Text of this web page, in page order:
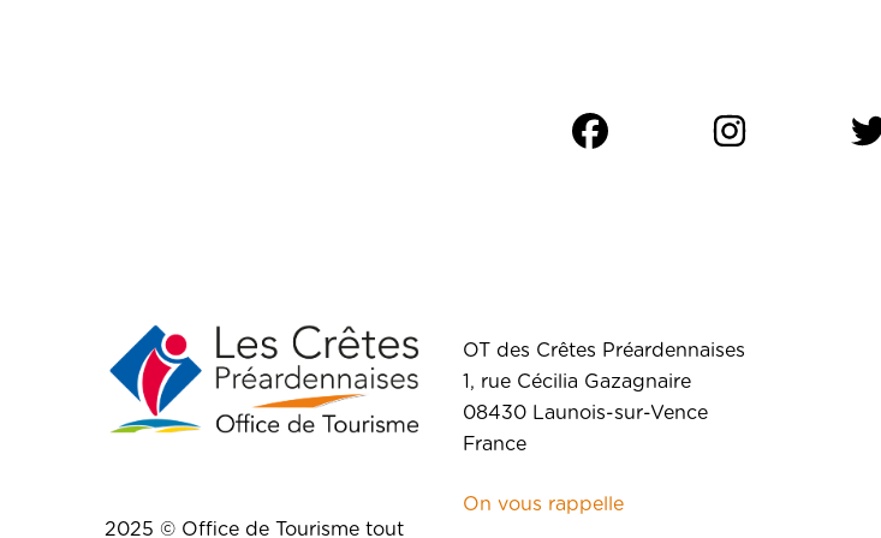
2025 © Office de Tourisme tout
OT des Crêtes Préardennaises
1, rue Cécilia Gazagnaire
08430 Launois-sur-Vence
France
On vous rappelle